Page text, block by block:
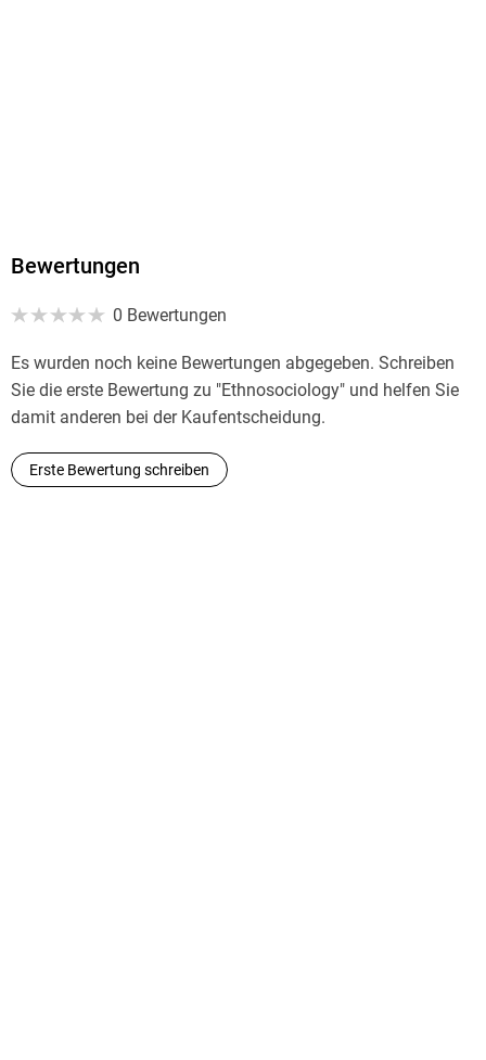
Bewertungen
0 Bewertungen
Es wurden noch keine Bewertungen abgegeben. Schreiben
Sie die erste Bewertung zu "Ethnosociology" und helfen Sie
damit anderen bei der Kaufentscheidung.
Erste Bewertung schreiben